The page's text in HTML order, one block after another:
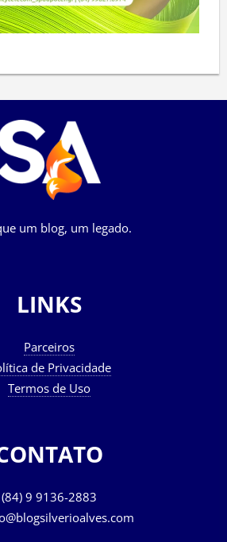
um blog, um legado.
LINKS
Parceiros
de Privacidade
Termos de Uso
(84) 9 9136-2883